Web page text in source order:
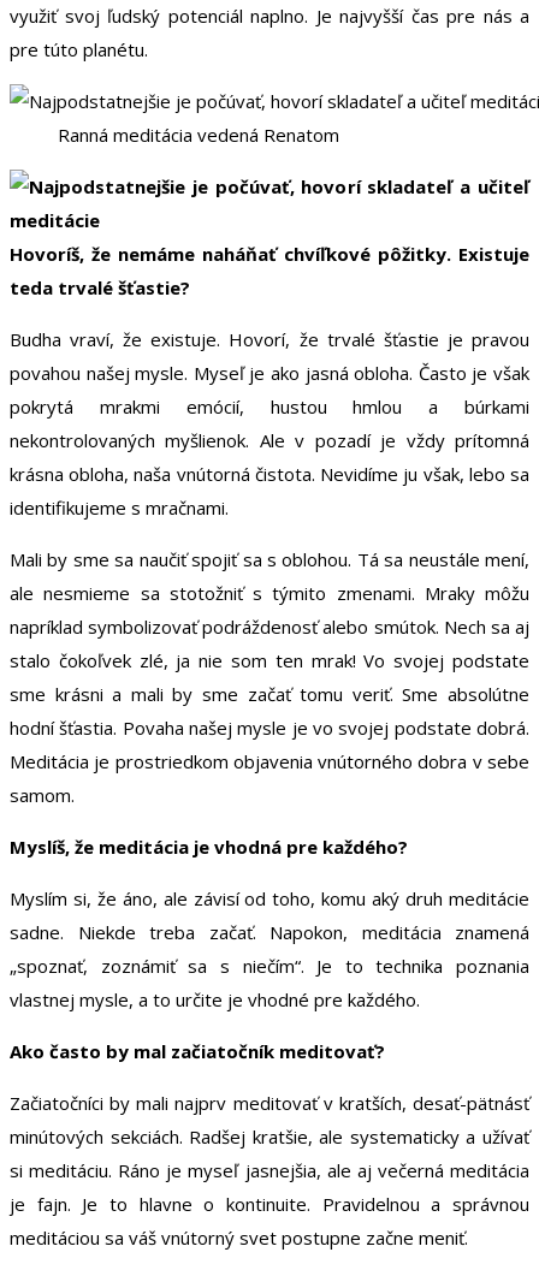
využiť svoj ľudský potenciál naplno. Je najvyšší čas pre nás a
pre túto planétu.
Ranná meditácia vedená Renatom
Hovoríš, že nemáme naháňať chvíľkové pôžitky. Existuje
teda trvalé šťastie?
Budha vraví, že existuje. Hovorí, že trvalé šťastie je pravou
povahou našej mysle. Myseľ je ako jasná obloha. Často je však
pokrytá mrakmi emócií, hustou hmlou a búrkami
nekontrolovaných myšlienok. Ale v pozadí je vždy prítomná
krásna obloha, naša vnútorná čistota. Nevidíme ju však, lebo sa
identifikujeme s mračnami.
Mali by sme sa naučiť spojiť sa s oblohou. Tá sa neustále mení,
ale nesmieme sa stotožniť s týmito zmenami. Mraky môžu
napríklad symbolizovať podráždenosť alebo smútok. Nech sa aj
stalo čokoľvek zlé, ja nie som ten mrak! Vo svojej podstate
sme krásni a mali by sme začať tomu veriť. Sme absolútne
hodní šťastia. Povaha našej mysle je vo svojej podstate dobrá.
Meditácia je prostriedkom objavenia vnútorného dobra v sebe
samom.
Myslíš, že meditácia je vhodná pre každého?
Myslím si, že áno, ale závisí od toho, komu aký druh meditácie
sadne. Niekde treba začať. Napokon, meditácia znamená
„spoznať, zoznámiť sa s niečím“. Je to technika poznania
vlastnej mysle, a to určite je vhodné pre každého.
Ako často by mal začiatočník meditovať?
Začiatočníci by mali najprv meditovať v kratších, desať-pätnásť
minútových sekciách. Radšej kratšie, ale systematicky a užívať
si meditáciu. Ráno je myseľ jasnejšia, ale aj večerná meditácia
je fajn. Je to hlavne o kontinuite. Pravidelnou a správnou
meditáciou sa váš vnútorný svet postupne začne meniť.